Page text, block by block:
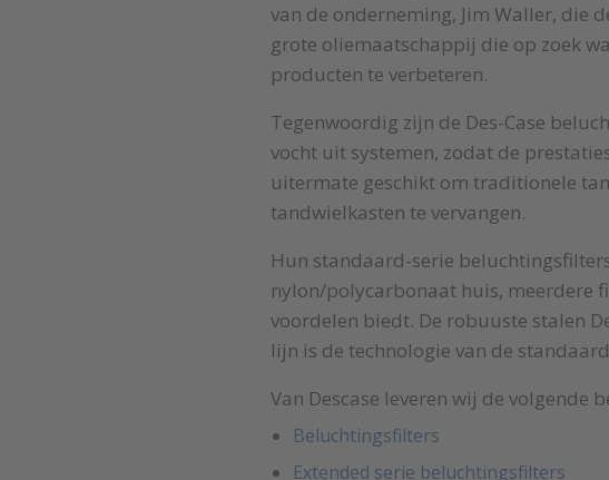
van de onderneming, Jim Waller, die
grote oliemaatschappij die op zoek
producten te verbeteren.
Tegenwoordig zijn de Des-Case
vocht uit systemen, zodat de
uitermate geschikt om traditionele
tandwielkasten te vervangen.
Hun standaard-serie
nylon/polycarbonaat huis, meerdere
voordelen biedt. De robuuste stalen
lijn is de technologie van de
Van Descase leveren wij de
Beluchtingsfilters
Extended serie beluchtingsfilters